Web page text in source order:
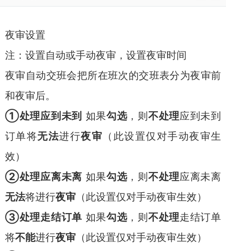
夜审设置
注：设置自动或手动夜审，设置夜审时间
夜审自动交班会把所在班次的交班表分为夜审前
和夜审后。
①处理应到未到 如果勾选，则 不处理应到未到
订单将无法进行夜审 （此设置仅对手动夜审生
效）
②处理应离未离 如果勾选，则 不处理应离未离
无法将进行夜审 （此设置仅对手动夜审生效）
③处理走结订单 如果勾选，则 不处理走结订单
将不能进行夜审 （此设置仅对手动夜审生效）